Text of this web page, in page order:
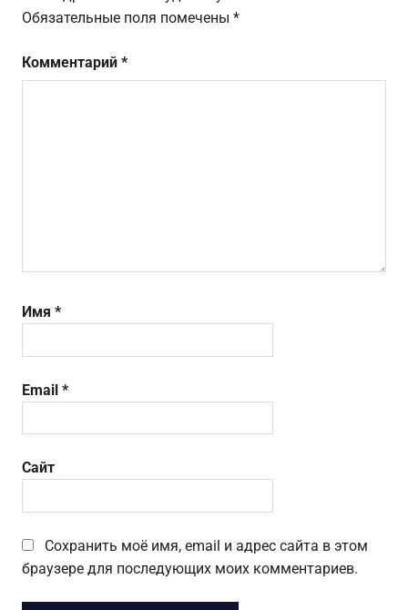
Обязательные поля помечены *
Комментарий *
Имя *
Email *
Сайт
Сохранить моё имя, email и адрес сайта в этом
браузере для последующих моих комментариев.